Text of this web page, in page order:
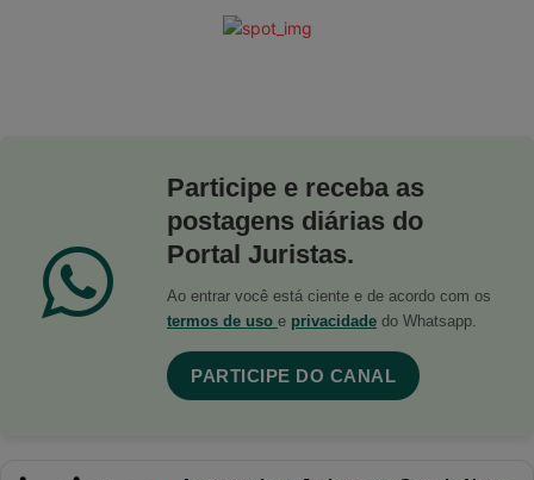
Participe e receba as
postagens diárias do
Portal Juristas.
Ao entrar você está ciente e de acordo com os
termos de uso e privacidade do Whatsapp.
PARTICIPE DO CANAL